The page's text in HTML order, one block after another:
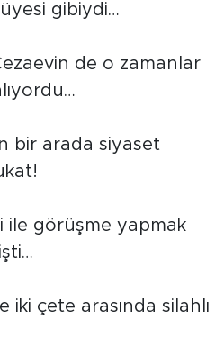
gibiydi…
de o zamanlar
bir arada siyaset
ile görüşme yapmak
iki çete arasında silahlı